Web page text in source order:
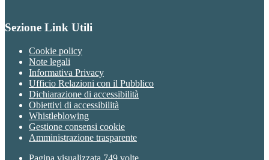
Sezione Link Utili
Cookie policy
Note legali
Informativa Privacy
Ufficio Relazioni con il Pubblico
Dichiarazione di accessibilità
Obiettivi di accessibilità
Whistleblowing
Gestione consensi cookie
Amministrazione trasparente